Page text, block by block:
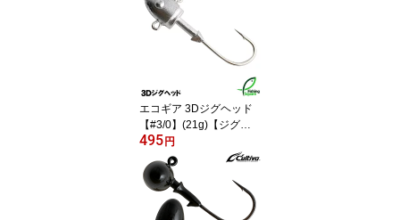
エコギア 3Dジグヘッド
【#3/0】(21g)【ジグヘ
ッド】
495 円